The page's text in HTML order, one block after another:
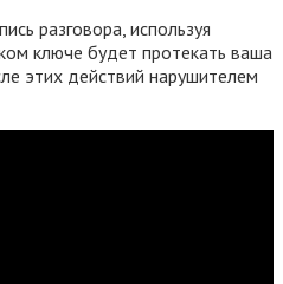
разговора, используя
ключе будет протекать ваша
этих действий нарушителем